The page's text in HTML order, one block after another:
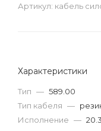
Артикул: кабель
Характеристики
Тип — 589.00
Тип кабеля —
Исполнение —